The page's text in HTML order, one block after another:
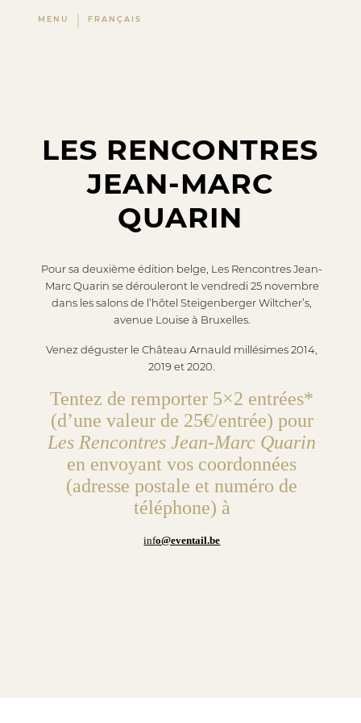
MENU FRANÇAIS
LES RENCONTRES
JEAN-MARC
QUARIN
Pour sa deuxième édition belge, Les Rencontres Jean-
Marc Quarin se dérouleront le vendredi 25 novembre
dans les salons de l’hôtel Steigenberger Wiltcher’s,
avenue Louise à Bruxelles.
Venez déguster le Château Arnauld millésimes 2014,
2019 et 2020.
Tentez de remporter 5×2 entrées*
(d’une valeur de 25€/entrée) pour
Les Rencontres Jean-Marc Quarin
en envoyant vos coordonnées
(adresse postale et numéro de
téléphone) à
info@eventail.be